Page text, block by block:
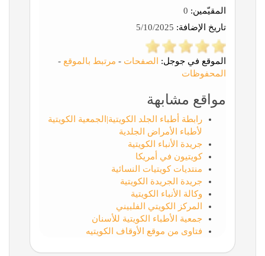
المقيّمين:
تاريخ الإضافة:
الموقع في جوجل: الصفحات - مرتبط بالموقع -
المحفوظات
مواقع مشابهة
رابطة أطباء الجلد الكويتية|الجمعية الكويتية
لأطباء الأمراض الجلدية
جريدة الأنباء الكويتية
كويتيون في أمريكا
منتديات كويتيات النسائية
جريدة الجريدة الكويتية
وكالة الأنباء الكويتية
المركز الكويتي الفلبيني
جمعية الأطباء الكويتية للأسنان
فتاوى من موقع الأوقاف الكويتيه